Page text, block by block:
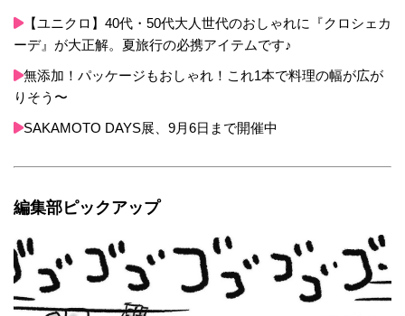
【ユニクロ】40代・50代大人世代のおしゃれに『クロシェカ
ーデ』が大正解。夏旅行の必携アイテムです♪
無添加！パッケージもおしゃれ！これ1本で料理の幅が広が
りそう〜
SAKAMOTO DAYS展、9月6日まで開催中
編集部ピックアップ